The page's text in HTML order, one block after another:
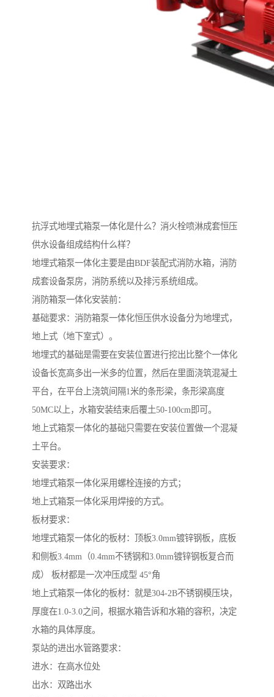
抗浮式地埋式箱泵一体化是什么？消火栓喷淋成套恒压
供水设备组成结构什么样？
地埋式箱泵一体化主要是由BDF装配式消防水箱，消防
成套设备泵房，消防系统以及排污系统组成。
消防箱泵一体化安装前：
基础要求：消防箱泵一体化恒压供水设备分为地埋式，
地上式（地下室式）。
地埋式的基础是需要在安装位置进行挖出比整个一体化
设备长宽高多出一米多的位置，然后在里面浇筑混凝土
平台，在平台上浇筑间隔1米的条形梁，条形梁高度
50MC以上，水箱安装结束后覆土50-100cm即可。
地上式箱泵一体化的基础只需要在安装位置做一个混凝
土平台。
安装要求：
地埋式箱泵一体化采用螺栓连接的方式；
地上式箱泵一体化采用焊接的方式。
板材要求：
地埋式箱泵一体化的板材：顶板3.0mm镀锌钢板，底板
和侧板3.4mm（0.4mm不锈钢和3.0mm镀锌钢板复合而
成） 板材都是一次冲压成型 45°角
地上式箱泵一体化的板材：就是304-2B不锈钢模压块，
厚度在1.0-3.0之间，根据水箱告诉和水箱的容积，决定
水箱的具体厚度。
泵站的进出水管路要求：
进水：在高水位处
出水：双路出水